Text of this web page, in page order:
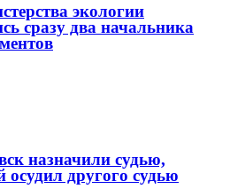
экологии
сразу два начальника
назначили судью,
осудил другого судью